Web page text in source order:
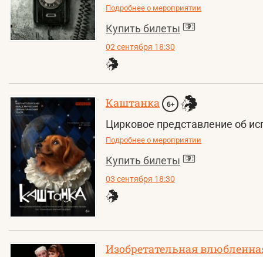
Подробнее о мероприятии
Купить билеты
02 сентября 18:30
Каштанка 6+
Цирковое представление об
Подробнее о мероприятии
Купить билеты
03 сентября 18:30
Изобретательная